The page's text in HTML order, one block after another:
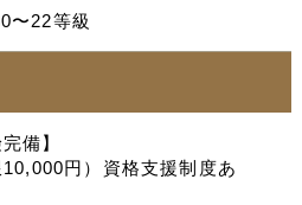
22等級
備】
円）資格支援制度あ